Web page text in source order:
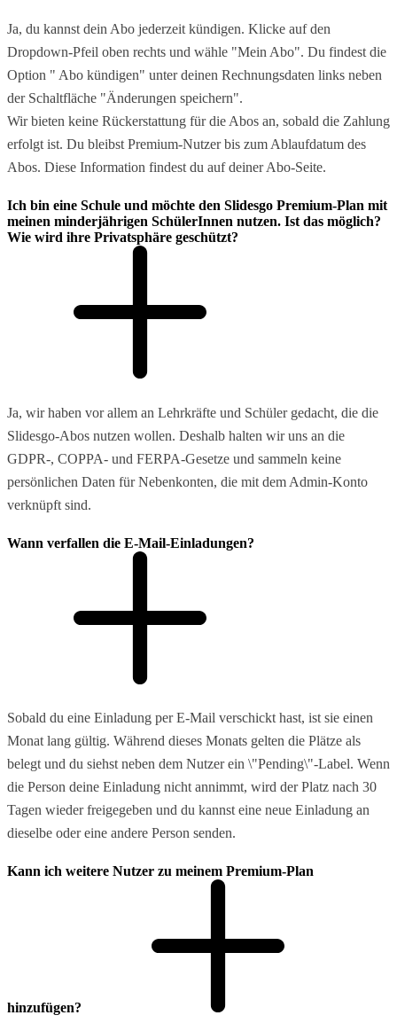
Ja, du kannst dein Abo jederzeit kündigen. Klicke auf den
Dropdown-Pfeil oben rechts und wähle "Mein Abo". Du findest die
Option " Abo kündigen" unter deinen Rechnungsdaten links neben
der Schaltfläche "Änderungen speichern".
Wir bieten keine Rückerstattung für die Abos an, sobald die Zahlung
erfolgt ist. Du bleibst Premium-Nutzer bis zum Ablaufdatum des
Abos. Diese Information findest du auf deiner Abo-Seite.
Ich bin eine Schule und möchte den Slidesgo Premium-Plan mit
meinen minderjährigen SchülerInnen nutzen. Ist das möglich?
Wie wird ihre Privatsphäre geschützt?
Ja, wir haben vor allem an Lehrkräfte und Schüler gedacht, die die
Slidesgo-Abos nutzen wollen. Deshalb halten wir uns an die
GDPR-, COPPA- und FERPA-Gesetze und sammeln keine
persönlichen Daten für Nebenkonten, die mit dem Admin-Konto
verknüpft sind.
Wann verfallen die E-Mail-Einladungen?
Sobald du eine Einladung per E-Mail verschickt hast, ist sie einen
Monat lang gültig. Während dieses Monats gelten die Plätze als
belegt und du siehst neben dem Nutzer ein \"Pending\"-Label. Wenn
die Person deine Einladung nicht annimmt, wird der Platz nach 30
Tagen wieder freigegeben und du kannst eine neue Einladung an
dieselbe oder eine andere Person senden.
Kann ich weitere Nutzer zu meinem Premium-Plan
hinzufügen?